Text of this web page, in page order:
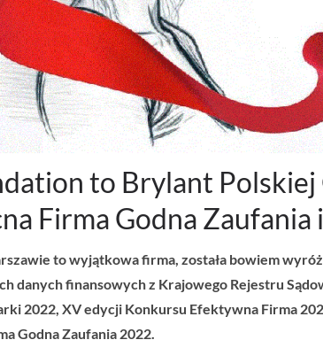
to Brylant
Firma Godna
to wyjątkowa firma, została bowiem
danych finansowych z Krajowego Rejestru
2022, XV edycji Konkursu Efektywna Firma
Godna Zaufania 2022.